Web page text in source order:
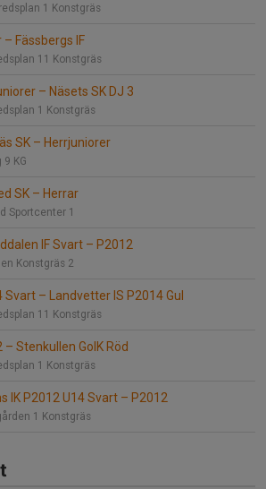
1 Konstgräs
– Fässbergs IF
11 Konstgräs
– Näsets SK DJ 3
1 Konstgräs
SK – Herrjuniorer
9 KG
SK – Herrar
Sportcenter 1
IF Svart – P2012
Konstgräs 2
Svart – Landvetter IS P2014 Gul
11 Konstgräs
– Stenkullen GoIK Röd
1 Konstgräs
IK P2012 U14 Svart – P2012
1 Konstgräs